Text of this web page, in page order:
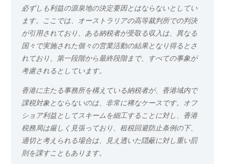
必ずしも利益の源泉地の決定要因とはならないとしてい
ます。ここでは、オーストラリアの高等裁判所での判決
が引用されており、ある納税者が受取る収入は、異なる
国々で実施された個々の営業活動の結果となり得るとさ
れており、第一段階から最終段階まで、すべての事象が
考慮されるとしています。
香港に主たる事務所を構えている納税者が、香港域内で
課税対象とならないのは、非常に稀なケースです。オフ
ショア利益としてスキームを細工することに対し、香港
税務局は厳しく見張っており、租税回避防止条例の下、
適切と考えられる場合は、見え透いた隠蔽に対し重い罰
則を課すこともあります。